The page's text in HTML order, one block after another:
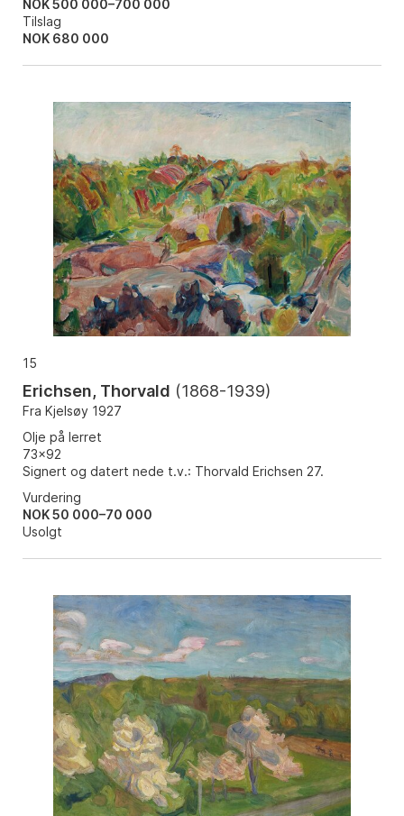
NOK 500 000–700 000
Tilslag
NOK 680 000
15
Erichsen, Thorvald (1868-1939)
Fra Kjelsøy 1927
Olje på lerret
73x92
Signert og datert nede t.v.: Thorvald Erichsen 27.
Vurdering
NOK 50 000–70 000
Usolgt